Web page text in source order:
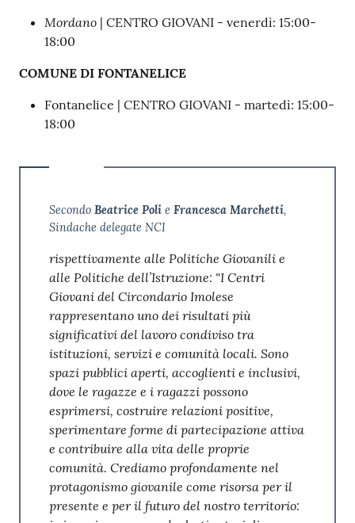
Mordano | CENTRO GIOVANI - venerdì: 15:00-
18:00
COMUNE DI FONTANELICE
Fontanelice | CENTRO GIOVANI - martedì: 15:00-
18:00
Secondo Beatrice Polie Francesca Marchetti,
Sindache delegate NCI
rispettivamente alle Politiche Giovanili e
alle Politiche dell’Istruzione: "I Centri
Giovani del Circondario Imolese
rappresentano uno dei risultati più
significativi del lavoro condiviso tra
istituzioni, servizi e comunità locali. Sono
spazi pubblici aperti, accoglienti e inclusivi,
dove le ragazze e i ragazzi possono
esprimersi, costruire relazioni positive,
sperimentare forme di partecipazione attiva
e contribuire alla vita delle proprie
comunità. Crediamo profondamente nel
protagonismo giovanile come risorsa per il
presente e per il futuro del nostro territorio: